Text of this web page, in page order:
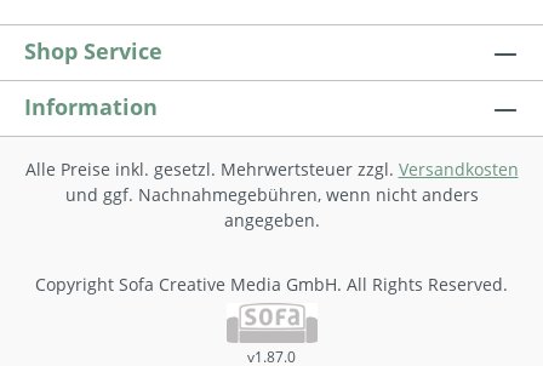
Shop Service
Information
Alle Preise inkl. gesetzl. Mehrwertsteuer zzgl. Versandkosten
und ggf. Nachnahmegebühren, wenn nicht anders
angegeben.
Copyright Sofa Creative Media GmbH. All Rights Reserved.
v1.87.0